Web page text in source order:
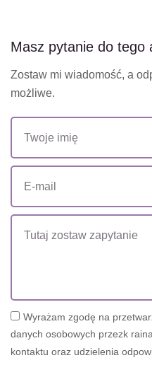
Masz pytanie do tego
Zostaw mi wiadomość, a
możliwe.
Wyrażam zgodę na
danych osobowych przezk
kontaktu oraz udzielenia